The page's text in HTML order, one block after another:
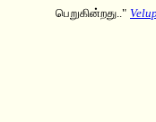
பெறுகின்றது.."